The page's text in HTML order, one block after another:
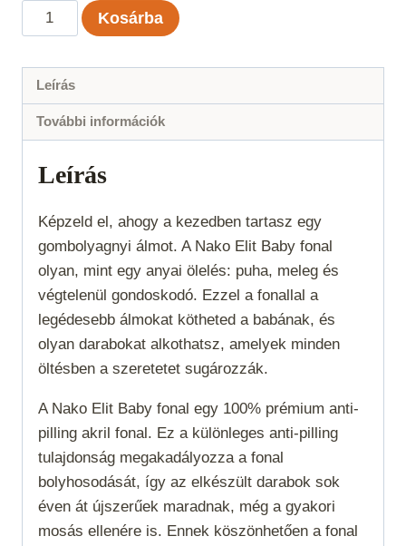
Nako
Elit
Világos
Kosárba
Leírás
További információk
Leírás
Képzeld el, ahogy a kezedben tartasz egy
gombolyagnyi álmot. A Nako Elit Baby fonal
olyan, mint egy anyai ölelés: puha, meleg és
végtelenül gondoskodó. Ezzel a fonallal a
legédesebb álmokat kötheted a babának, és
olyan darabokat alkothatsz, amelyek minden
öltésben a szeretetet sugározzák.
A Nako Elit Baby fonal egy 100% prémium anti-
pilling akril fonal. Ez a különleges anti-pilling
tulajdonság megakadályozza a fonal
bolyhosodását, így az elkészült darabok sok
éven át újszerűek maradnak, még a gyakori
mosás ellenére is. Ennek köszönhetően a fonal